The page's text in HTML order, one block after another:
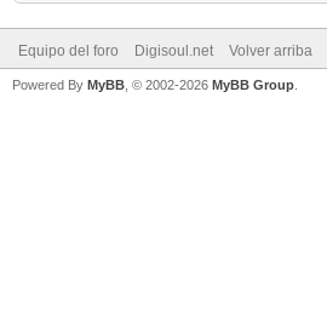
Equipo del foro Digisoul.net Volver arriba
Powered By MyBB , © 2002-2026 MyBB Group